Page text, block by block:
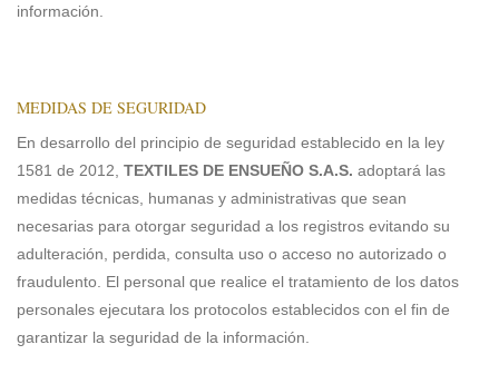
información.
MEDIDAS DE SEGURIDAD
En desarrollo del principio de seguridad establecido en la ley
1581 de 2012, TEXTILES DE ENSUEÑO S.A.S. adoptará las
medidas técnicas, humanas y administrativas que sean
necesarias para otorgar seguridad a los registros evitando su
adulteración, perdida, consulta uso o acceso no autorizado o
fraudulento. El personal que realice el tratamiento de los datos
personales ejecutara los protocolos establecidos con el fin de
garantizar la seguridad de la información.